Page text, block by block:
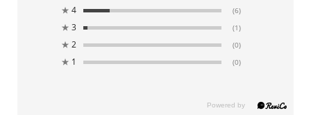
★ 4 (6)
★ 3 (1)
★ 2 (0)
★ 1 (0)